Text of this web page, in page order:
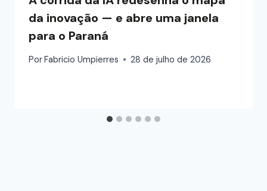
da inovação — e abre uma janela
para o Paraná
PorFabricio Umpierres 28 de julho de 2026